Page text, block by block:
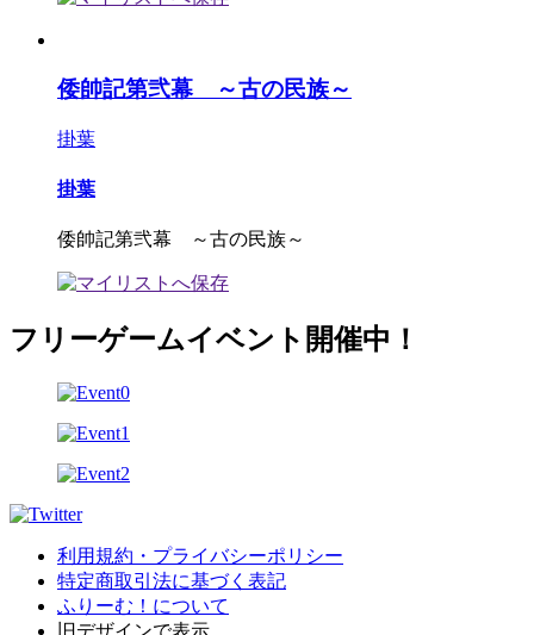
倭帥記第弐幕 ～古の民族～
掛葉
掛葉
倭帥記第弐幕 ～古の民族～
フリーゲームイベント開催中！
利用規約・プライバシーポリシー
特定商取引法に基づく表記
ふりーむ！について